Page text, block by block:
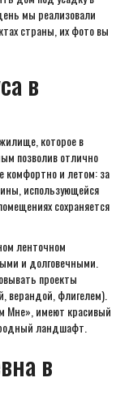
мы реализовали
страны, их фото вы
в
которое в
позволив отлично
комфортно и летом: за
использующейся
сохраняется
ленточном
и долговечными.
проекты
верандой, флигелем).
Мне», имеют красивый
ландшафт.
в